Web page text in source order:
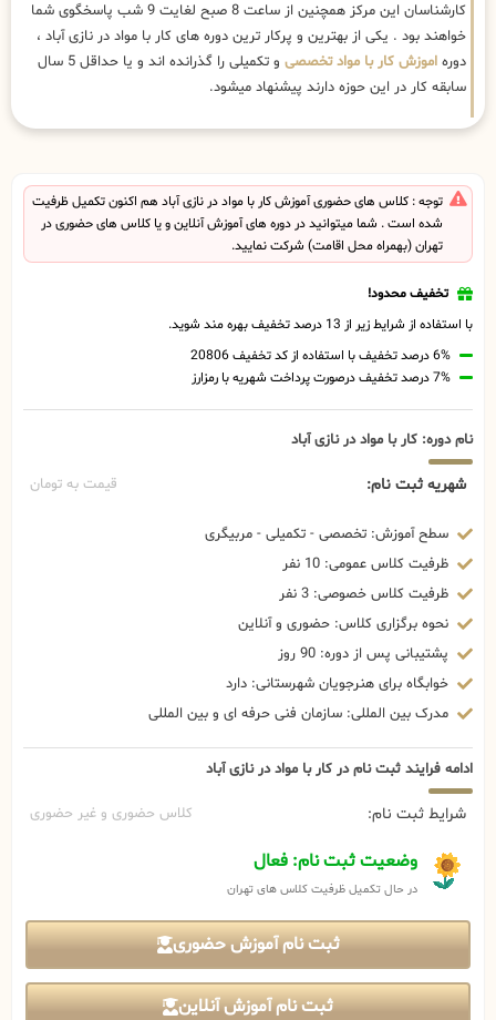
کارشناسان این مرکز همچنین از ساعت 8 صبح لغایت 9 شب پاسخگوی شما
خواهند بود . یکی از بهترین و پرکار ترین دوره های کار با مواد در نازی آباد ،
دوره اموزش کار با مواد تخصصی
و تکمیلی را گذرانده اند و یا حداقل 5 سال
سابقه کار در این حوزه دارند پیشنهاد میشود.
توجه : کلاس های حضوری آموزش کار با مواد در نازی آباد هم اکنون تکمیل ظرفیت
شده است . شما میتوانید در دوره های آموزش آنلاین و یا کلاس های حضوری در
تهران (بهمراه محل اقامت) شرکت نمایید.
تخفیف محدود!
با استفاده از شرایط زیر از 13 درصد تخفیف بهره مند شوید.
6% درصد تخفیف با استفاده از کد تخفیف 20806
7% درصد تخفیف درصورت پرداخت شهریه با رمزارز
نام دوره: کار با مواد در نازی آباد
شهریه ثبت نام: قیمت به تومان
سطح آموزش: تخصصی - تکمیلی - مربیگری
ظرفیت کلاس عمومی: 10 نفر
ظرفیت کلاس خصوصی: 3 نفر
نحوه برگزاری کلاس: حضوری و آنلاین
پشتیبانی پس از دوره: 90 روز
خوابگاه برای هنرجویان شهرستانی: دارد
مدرک بین المللی: سازمان فنی حرفه ای و بین المللی
ادامه فرایند ثبت نام در کار با مواد در نازی آباد
شرایط ثبت نام: کلاس حضوری و غیر حضوری
وضعیت ثبت نام: فعال
در حال تکمیل ظرفیت کلاس های تهران
ثبت نام آموزش حضوری
ثبت نام آموزش آنلاین